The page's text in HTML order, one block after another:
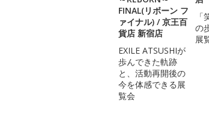
FINAL(リボーン フ
ァイナル) / 京王百
貨店 新宿店
EXILE ATSUSHIが
歩んできた軌跡
と、活動再開後の
今を体感できる展
覧会
の
展